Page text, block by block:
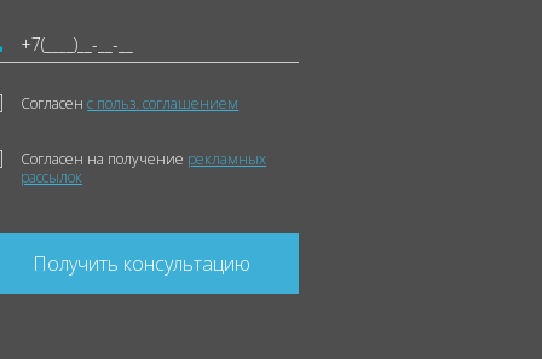
Согласенс польз. соглашением
Согласен на получение рекламных
рассылок
Получить консультацию